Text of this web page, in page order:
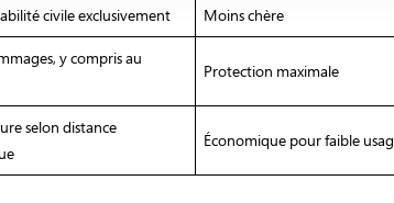
civile exclusivement Moins chère
y compris au
Protection maximale
selon distance
Économique pour faible